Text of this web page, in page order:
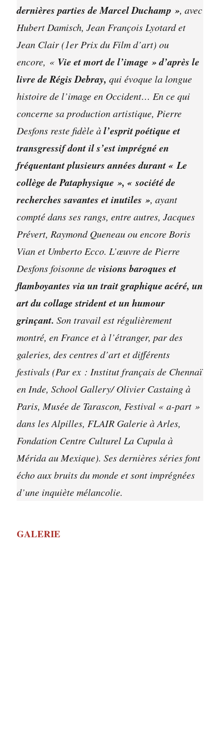
dernières parties de Marcel Duchamp », avec
Hubert Damisch, Jean François Lyotard et
Jean Clair (1er Prix du Film d’art) ou
encore, « Vie et mort de l’image » d’après le
livre de Régis Debray, qui évoque la longue
histoire de l’image en Occident… En ce qui
concerne sa production artistique, Pierre
Desfons reste fidèle àl’esprit poétique et
transgressif dont il s’est imprégné en
fréquentant plusieurs années durant « Le
collège de Pataphysique », « société de
recherches savantes et inutiles », ayant
compté dans ses rangs, entre autres, Jacques
Prévert, Raymond Queneau ou encore Boris
Vian et Umberto Ecco. L’œuvre de Pierre
Desfons foisonne devisions baroques et
flamboyantes via un trait graphique acéré, un
art du collage strident et un humour
grinçant. Son travail est régulièrement
montré, en France et à l’étranger, par des
galeries, des centres d’art et différents
festivals (Par ex : Institut français de Chennaï
en Inde, School Gallery/ Olivier Castaing à
Paris, Musée de Tarascon, Festival « a-part »
dans les Alpilles, FLAIR Galerie à Arles,
Fondation Centre Culturel La Cupula à
Mérida au Mexique). Ses dernières séries font
écho aux bruits du monde et sont imprégnées
d’une inquiète mélancolie.
GALERIE